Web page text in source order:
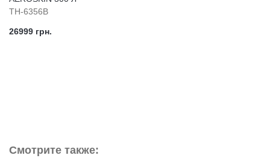
TH-6356B
26999 грн.
Смотрите также: